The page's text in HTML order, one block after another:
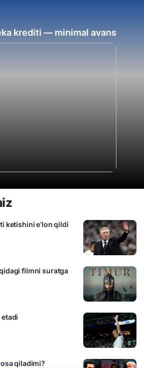
krediti — minimal avans
ketishini e’lon qildi
filmni suratga
qiladimi?